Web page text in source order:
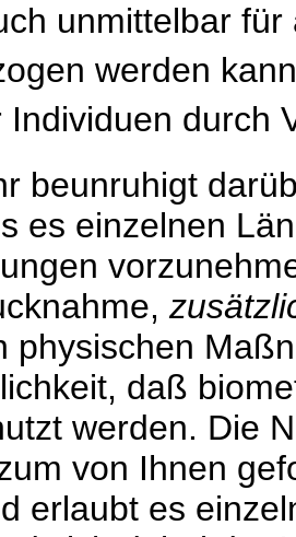
unmittelbar
werden
Individuen durch
beunruhigt
es einzelnen
physischen
daß
werden. Die
von Ihnen
erlaubt es